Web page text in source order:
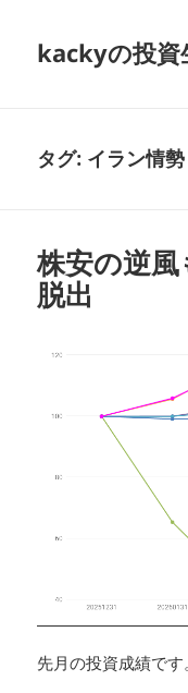
kackyの投資
タグ: イラン情勢
株安の逆
脱出
先月の投資成績です